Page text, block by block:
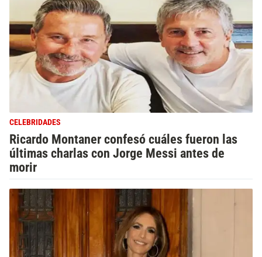
CELEBRIDADES
Ricardo Montaner confesó cuáles fueron las
últimas charlas con Jorge Messi antes de
morir